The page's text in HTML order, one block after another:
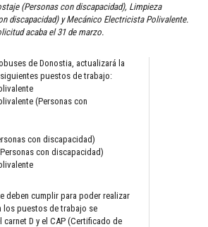
(Personas con discapacidad), Limpieza
discapacidad) y Mecánico Electricista Polivalente.
acaba el 31 de marzo.
de Donostia, actualizará la
puestos de trabajo:
(Personas con
con discapacidad)
con discapacidad)
deben cumplir para poder realizar
los puestos de trabajo se
D y el CAP (Certificado de